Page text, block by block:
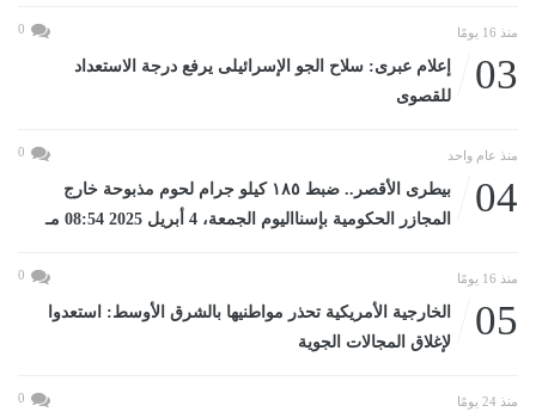
منذ 16 يومًا 0
03
إعلام عبرى: سلاح الجو الإسرائيلى يرفع درجة الاستعداد
للقصوى
منذ عام واحد 0
04
بيطرى الأقصر.. ضبط ١٨٥ كيلو جرام لحوم مذبوحة خارج
المجازر الحكومية بإسنااليوم الجمعة، 4 أبريل 2025 08:54 مـ
منذ 16 يومًا 0
05
الخارجية الأمريكية تحذر مواطنيها بالشرق الأوسط: استعدوا
لإغلاق المجالات الجوية
منذ 24 يومًا 0